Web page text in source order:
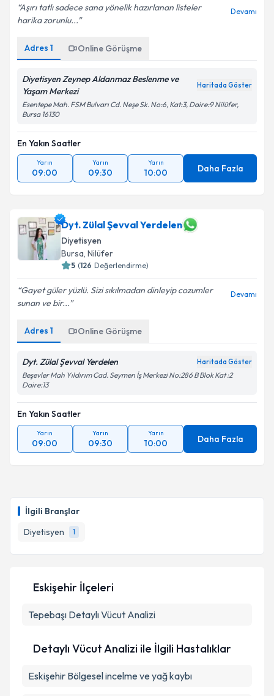
İlgili Branşlar
Diyetisyen
1
Aşırı tatlı sadece sana yönelik hazırlanan listeler
harika zorunlu...
Devamı
Adres 1 Online Görüşme
Diyetisyen Zeynep Aldanmaz Beslenme ve
Yaşam Merkezi
Haritada Göster
Esentepe Mah. FSM Bulvarı Cd. Neşe Sk. No:6, Kat:3, Daire:9 Nilüfer,
Bursa 16130
En Yakın Saatler
Yarın
09:00
Yarın
09:30
Yarın
10:00 Daha Fazla
Dyt. Zülal Şevval Yerdelen
Diyetisyen
Bursa, Nilüfer
5 (126 Değerlendirme)
Gayet güler yüzlü. Sizi sıkılmadan dinleyip cozumler
sunan ve bir...
Devamı
Adres 1 Online Görüşme
Dyt. Zülal Şevval Yerdelen Haritada Göster
Beşevler Mah Yıldırım Cad. Seymen İş Merkezi No:286 B Blok Kat :2
Daire:13
En Yakın Saatler
Yarın
09:00
Yarın
09:30
Yarın
10:00 Daha Fazla
Eskişehir İlçeleri
Tepebaşı Detaylı Vücut Analizi
Detaylı Vücut Analizi ile İlgili Hastalıklar
Eskişehir Bölgesel incelme ve yağ kaybı